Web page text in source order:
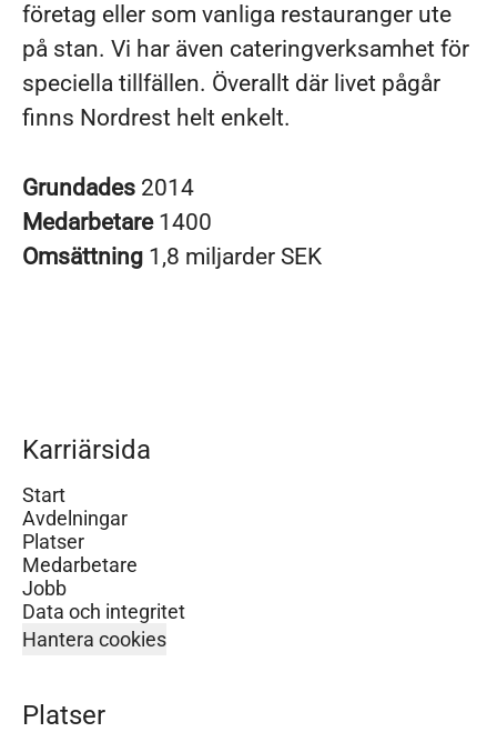
företag eller som vanliga restauranger ute
på stan. Vi har även cateringverksamhet för
speciella tillfällen. Överallt där livet pågår
finns Nordrest helt enkelt.
Grundades 2014
Medarbetare 1400
Omsättning 1,8 miljarder SEK
Karriärsida
Start
Avdelningar
Platser
Medarbetare
Jobb
Data och integritet
Hantera cookies
Platser